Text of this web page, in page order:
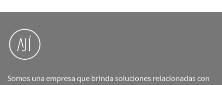
Somos una empresa que brinda soluciones relacionadas con